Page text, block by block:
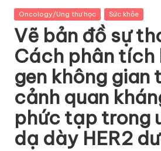
y
A
I
Posted
Oncology/Ung thư học Sức khỏe
Vẽ bản đồ sự
Cách phân tích
gen không gian
cảnh quan
phức tạp trong
dạ dày HER2